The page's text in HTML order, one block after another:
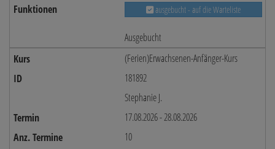
ausgebucht - auf die Warteliste
Ausgebucht
(Ferien)Erwachsenen-Anfänger-Kurs
181892
Stephanie J.
17.08.2026 - 28.08.2026
10